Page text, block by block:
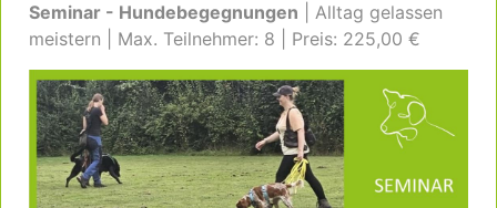
Seminar - Hundebegegnungen | Alltag gelassen
meistern | Max. Teilnehmer: 8 | Preis: 225,00 €